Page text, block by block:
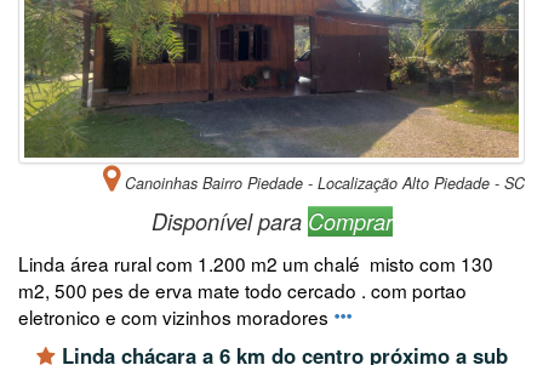
Canoinhas Bairro Piedade - Localização Alto Piedade - SC
Disponível para Comprar
Linda área rural com 1.200 m2 um chalé misto com 130
m2, 500 pes de erva mate todo cercado . com portao
eletronico e com vizinhos moradores
Linda chácara a 6 km do centro próximo a sub